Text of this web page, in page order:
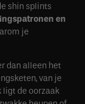
shin splints
en
je
dan alleen het
van je
ligt de oorzaak